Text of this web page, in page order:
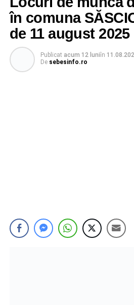
în comuna
de 11 august 2025
Publicat acum 12 luniîn
De sebesinfo.ro